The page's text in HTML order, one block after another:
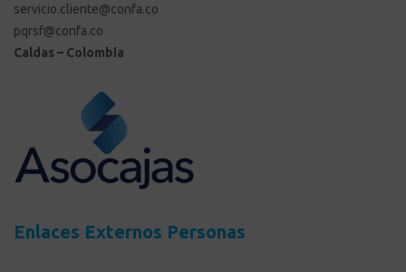
servicio.cliente@confa.co
pqrsf@confa.co
Caldas – Colombia
Enlaces Externos Personas